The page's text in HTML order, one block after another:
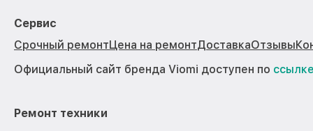
Сервис
Срочный ремонтЦена на ремонтДоставкаОтзывы
Официальный сайт бренда Viomi доступен по
Ремонт техники